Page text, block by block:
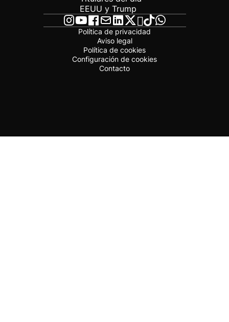
EEUU y Trump
Política de privacidad
Aviso legal
Política de cookies
Configuración de cookies
Contacto